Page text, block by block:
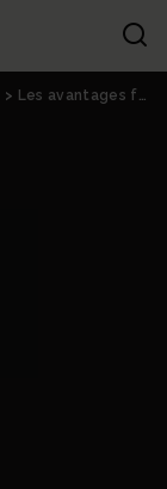
> Les avantages fiscaux liés à la souscription d’une assurance entreprise – Les 4 Vérités